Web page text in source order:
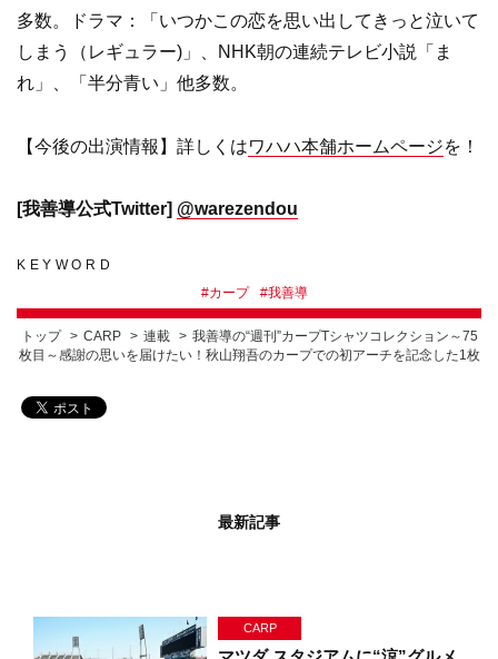
多数。ドラマ：「いつかこの恋を思い出してきっと泣いて
しまう（レギュラー)」、NHK朝の連続テレビ小説「ま
れ」、「半分青い」他多数。
【今後の出演情報】詳しくはワハハ本舗ホームページを！
[我善導公式Twitter] @warezendou
KEYWORD
#カープ #我善導
トップ CARP 連載
我善導の“週刊”カープTシャツコレクション～75
枚目～感謝の思いを届けたい！秋山翔吾のカープでの初アーチを記念した1枚
最新記事
CARP